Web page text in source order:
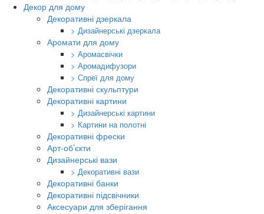
Декор для дому
Декоративні дзеркала
> Дизайнерські дзеркала
Аромати для дому
> Аромасвічки
> Аромадифузори
> Спреї для дому
Декоративні скульптури
Декоративні картини
> Дизайнерські картини
> Картини на полотні
Декоративні фрески
Арт-об’єкти
Дизайнерські вази
> Декоративні вази
Декоративні банки
Декоративні підсвічники
Аксесуари для зберігання